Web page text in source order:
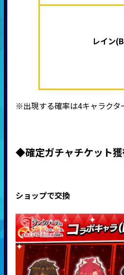
レイン
※出現する確率は4キャラクタ
◆確定ガチャチケット
ショップで交換